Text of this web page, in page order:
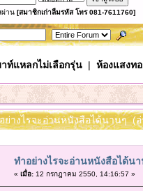
ผ่าน [สมาชิกเก่าลืมรหัส โทร 081-7611760]
ท์แหลกไม่เลือกรุ่น| ห้องแสงท
ย่างไรจะอ่านหนังสือได้นานๆ (อ่
ทำอย่างไรจะอ่านหนังสือได้น
« เมื่อ:12 กรกฎาคม 2550, 14:16:57 »